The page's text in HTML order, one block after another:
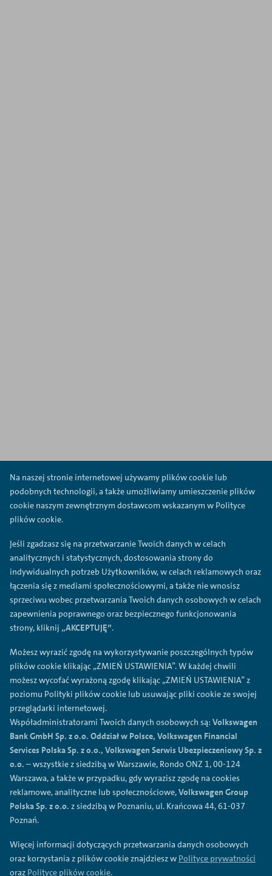
Na naszej stronie internetowej używamy plików cookie lub
podobnych technologii, a także umożliwiamy umieszczenie plików
cookie naszym zewnętrznym dostawcom wskazanym w Polityce
plików cookie.
Jeśli zgadzasz się na przetwarzanie Twoich danych w celach
analitycznych i statystycznych, dostosowania strony do
indywidualnych potrzeb Użytkowników, w celach reklamowych oraz
łączenia się z mediami społecznościowymi, a także nie wnosisz
sprzeciwu wobec przetwarzania Twoich danych osobowych w celach
zapewnienia poprawnego oraz bezpiecznego funkcjonowania
strony, kliknij „AKCEPTUJĘ”.
Możesz wyrazić zgodę na wykorzystywanie poszczególnych typów
plików cookie klikając „ZMIEŃ USTAWIENIA”. W każdej chwili
możesz wycofać wyrażoną zgodę klikając „ZMIEŃ USTAWIENIA” z
poziomu Polityki plików cookie lub usuwając pliki cookie ze swojej
przeglądarki internetowej.
Współadministratorami Twoich danych osobowych są: Volkswagen
Bank GmbH Sp. z o.o. Oddział w Polsce, Volkswagen Financial
Services Polska Sp. z o.o., Volkswagen Serwis Ubezpieczeniowy Sp. z
o.o. – wszystkie z siedzibą w Warszawie, Rondo ONZ 1, 00-124
Warszawa, a także w przypadku, gdy wyrazisz zgodę na cookies
reklamowe, analityczne lub społecznościowe,Volkswagen Group
Polska Sp. z o.o. z siedzibą w Poznaniu, ul. Krańcowa 44, 61-037
Poznań.
Więcej informacji dotyczących przetwarzania danych osobowych
oraz korzystania z plików cookie znajdziesz w Polityce prywatności
oraz Polityce plików cookie.